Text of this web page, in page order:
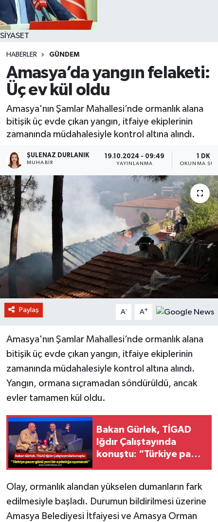
SİYASET
HABERLER GÜNDEM
Amasya’da yangın felaketi:
Üç ev kül oldu
Amasya'nın Şamlar Mahallesi’nde ormanlık alana
bitişik üç evde çıkan yangın, itfaiye ekiplerinin
zamanında müdahalesiyle kontrol altına alındı.
ŞULENAZ DURLANIK
MUHABIR
19.10.2024 - 09:49
YAYINLANMA
1 DK
OKUNMA
Paylaş A- A+
Amasya'nın Şamlar Mahallesi’nde ormanlık alana
bitişik üç evde çıkan yangın, itfaiye ekiplerinin
zamanında müdahalesiyle kontrol altına alındı.
Yangın, ormana sıçramadan söndürüldü, ancak
evler tamamen kül oldu.
Bakan Gürlek, TİGAD
Iğdır Çalıştayında
konuştu: “Türkiye pazar
Olay, ormanlık alandan yükselen dumanların fark
edilmesiyle başladı. Durumun bildirilmesi üzerine
Amasya Belediyesi İtfaiyesi ve Amasya Orman